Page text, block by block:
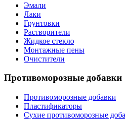
Эмали
Лаки
Грунтовки
Растворители
Жидкое стекло
Монтажные пены
Очистители
Противоморозные добавки
Противоморозные добавки
Пластификаторы
Сухие противоморозные